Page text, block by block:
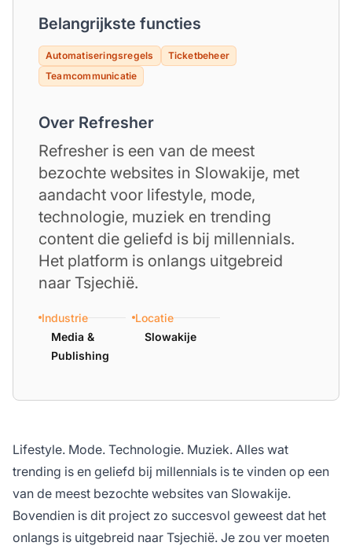
Belangrijkste functies
Automatiseringsregels
Ticketbeheer
Teamcommunicatie
Over Refresher
Refresher is een van de meest
bezochte websites in Slowakije, met
aandacht voor lifestyle, mode,
technologie, muziek en trending
content die geliefd is bij millennials.
Het platform is onlangs uitgebreid
naar Tsjechië.
Industrie
Media &
Publishing
Locatie
Slowakije
Lifestyle. Mode. Technologie. Muziek. Alles wat
trending is en geliefd bij millennials is te vinden op een
van de meest bezochte websites van Slowakije.
Bovendien is dit project zo succesvol geweest dat het
onlangs is uitgebreid naar Tsjechië. Je zou ver moeten